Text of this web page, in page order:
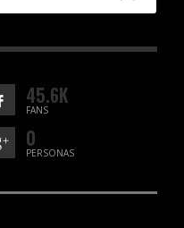
45.6K
FANS
0
PERSONAS